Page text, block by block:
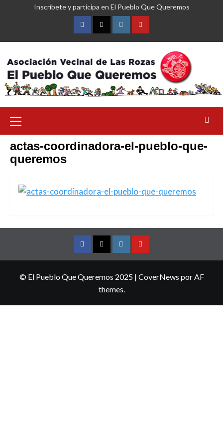
Inscríbete y participa en El Pueblo Que Queremos
FacebookTwitterInstagramYouTube
primario
actas-coordinadora-el-pueblo-que-
queremos
FacebookTwitterInstagramYouTube
© El Pueblo Que Queremos 2025 | CoverNews por AF
themes.